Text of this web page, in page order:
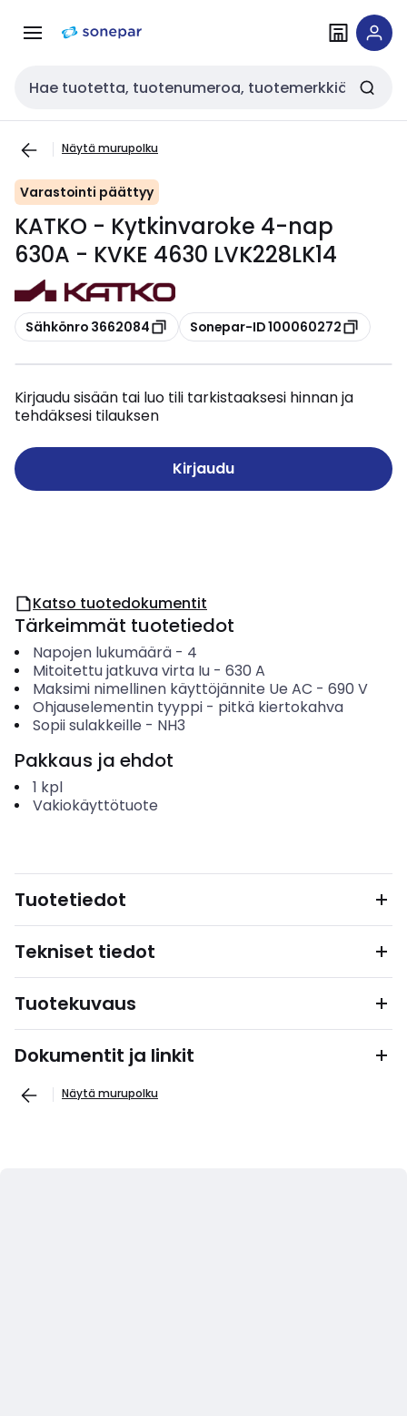
navigointiinsisältöön
Haku
Näytä murupolku
Varastointi päättyy
KATKO - Kytkinvaroke 4-nap
630A - KVKE 4630 LVK228LK14
Kopioi
Sähkönro 3662084 Kopioi
Sonepar-ID 100060272
Kirjaudu sisään tai luo tili tarkistaaksesi hinnan ja
tehdäksesi tilauksen
Kirjaudu
Katso tuotedokumentit
Tärkeimmät tuotetiedot
Napojen lukumäärä- 4
Mitoitettu jatkuva virta Iu- 630 A
Maksimi nimellinen käyttöjännite Ue AC - 690 V
Ohjauselementin tyyppi- pitkä kiertokahva
Sopii sulakkeille - NH3
Pakkaus ja ehdot
1 kpl
Vakiokäyttötuote
Tuotetiedot
Tekniset tiedot
Tuotekuvaus
Dokumentit ja linkit
Näytä murupolku